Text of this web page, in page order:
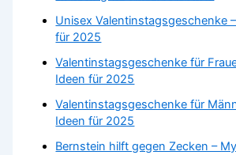
Unisex Valentinstagsgeschenke
für 2025
Valentinstagsgeschenke für
Ideen für 2025
Valentinstagsgeschenke für
Ideen für 2025
Bernstein hilft gegen Zecken –